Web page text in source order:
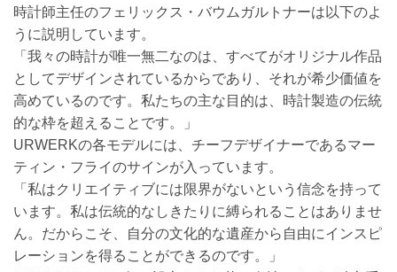
時計師主任のフェリックス・バウムガルトナーは以下のよ
うに説明しています。
「我々の時計が唯一無二なのは、すべてがオリジナル作品
としてデザインされているからであり、それが希少価値を
高めているのです。私たちの主な目的は、時計製造の伝統
的な枠を超えることです。」
URWERKの各モデルには、チーフデザイナーであるマー
ティン・フライのサインが入っています。
「私はクリエイティブには限界がないという信念を持って
います。私は伝統的なしきたりに縛られることはありませ
ん。だからこそ、自分の文化的な遺産から自由にインスピ
レーションを得ることができるのです。」